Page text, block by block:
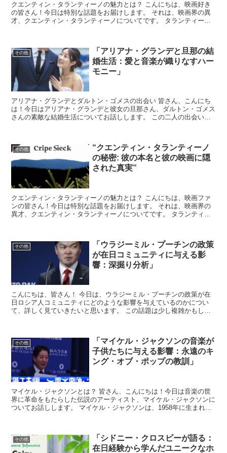
クエンティン・タランティーノの魅力とは？ こんにちは、映画好き
の皆さん！今日は特別な話題をお届けします。 それは、映画界の異
才、クエンティン・タランティーノについてです。 タランティーノ
その他
「アリアナ・グランデと旦那の結
婚生活：愛と音楽が織りなすハー
モニー」
アリアナ・グランデとダルトン・ゴメスの出会い 皆さん、こんにち
は！今日はアリアナ・グランデと彼女の旦那さん、ダルトン・ゴメス
さんの素敵な結婚生活についてお話しします。 この二人の出会いは
その他
“クエンティン・タランティーノ
の秘密: 彼の本名と彼の映画に隠
された真実”
クエンティン・タランティーノの魅力とは？ こんにちは、映画ファ
ンの皆さん！今日は特別な話題をお届けします。 それは、映画界の
異才、クエンティン・タランティーノについてです。 タランティー
その他
「ウラジーミル・プーチンの政策
が在日コミュニティに与える影
響：深掘り分析」
こんにちは、皆さん！ 今日は、ウラジーミル・プーチンの政策が在
日ロシア人コミュニティにどのような影響を与えているのかについ
て、詳しく見ていきたいと思います。 この話題は少し複雑かもしれ
その他
「マイケル・ジャクソンの音楽が
子供たちに与える影響：永遠のキ
ング・オブ・ポップの教訓」
マイケル・ジャクソンとは？ 皆さん、こんにちは！今日は音楽の世
界に革命をもたらした伝説のアーティスト、マイケル・ジャクソンに
ついてお話しします。 マイケル・ジャクソンは、1958年に生まれ、
その他
「シドニー・クロスビーが語る：
在日経験から学んだユニークなホ